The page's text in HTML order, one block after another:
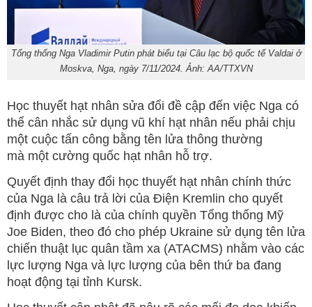
Tổng thống Nga Vladimir Putin phát biểu tại Câu lạc bộ quốc tế Valdai ở
Moskva, Nga, ngày 7/11/2024. Ảnh: AA/TTXVN
Học thuyết hạt nhân sửa đổi đề cập đến việc Nga có
thể cân nhắc sử dụng vũ khí hạt nhân nếu phải chịu
một cuộc tấn công bằng tên lửa thông thường
mà một cường quốc hạt nhân hỗ trợ.
Quyết định thay đổi học thuyết hạt nhân chính thức
của Nga là câu trả lời của Điện Kremlin cho quyết
định được cho là của chính quyền Tổng thống Mỹ
Joe Biden, theo đó cho phép Ukraine sử dụng tên lửa
chiến thuật lục quân tầm xa (ATACMS) nhằm vào các
lực lượng Nga và lực lượng của bên thứ ba đang
hoạt động tại tỉnh Kursk.